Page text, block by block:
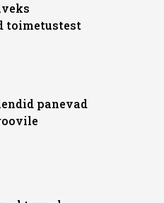
toimetustest
panevad